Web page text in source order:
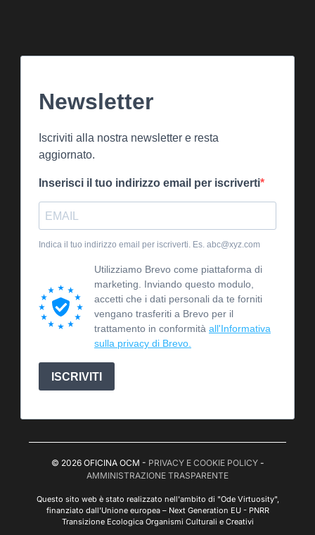
Newsletter
Iscriviti alla nostra newsletter e resta
aggiornato.
Inserisci il tuo indirizzo email per iscriverti
Indica il tuo indirizzo email per iscriverti. Es. abc@xyz.com
Utilizziamo Brevo come piattaforma di
marketing. Inviando questo modulo,
accetti che i dati personali da te forniti
vengano trasferiti a Brevo per il
trattamento in conformità all'Informativa
sulla privacy di Brevo.
ISCRIVITI
© 2026 OFICINA OCM - PRIVACY E COOKIE POLICY-
AMMINISTRAZIONE TRASPARENTE
Questo sito web è stato realizzato nell'ambito di "Ode Virtuosity",
finanziato dall'Unione europea – Next Generation EU - PNRR
Transizione Ecologica Organismi Culturali e Creativi